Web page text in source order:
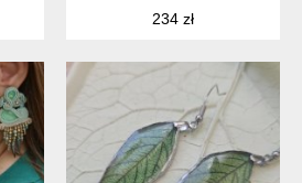
234 zł